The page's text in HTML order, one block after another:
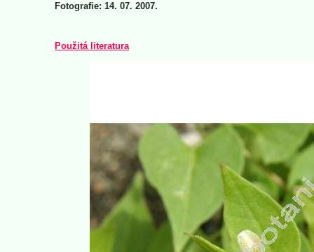
Fotografie: 14. 07. 2007.
Použitá literatura